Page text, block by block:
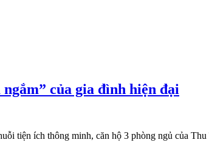
của gia đình hiện đại
tiện ích thông minh, căn hộ 3 phòng ngủ của